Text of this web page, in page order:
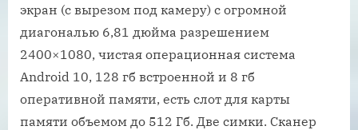
экран (с вырезом под камеру) с огромной
диагональю 6,81 дюйма разрешением
2400×1080, чистая операционная система
Android 10, 128 гб встроенной и 8 гб
оперативной памяти, есть слот для карты
памяти объемом до 512 Гб. Две симки. Сканер